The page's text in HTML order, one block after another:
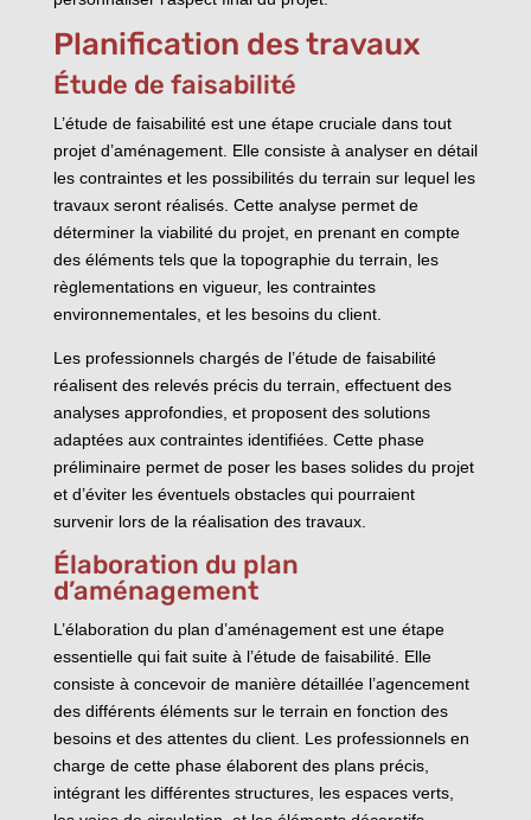
Planification des travaux
Étude de faisabilité
L’étude de faisabilité est une étape cruciale dans tout
projet d’aménagement. Elle consiste à analyser en détail
les contraintes et les possibilités du terrain sur lequel les
travaux seront réalisés. Cette analyse permet de
déterminer la viabilité du projet, en prenant en compte
des éléments tels que la topographie du terrain, les
règlementations en vigueur, les contraintes
environnementales, et les besoins du client.
Les professionnels chargés de l’étude de faisabilité
réalisent des relevés précis du terrain, effectuent des
analyses approfondies, et proposent des solutions
adaptées aux contraintes identifiées. Cette phase
préliminaire permet de poser les bases solides du projet
et d’éviter les éventuels obstacles qui pourraient
survenir lors de la réalisation des travaux.
Élaboration du plan
d’aménagement
L’élaboration du plan d’aménagement est une étape
essentielle qui fait suite à l’étude de faisabilité. Elle
consiste à concevoir de manière détaillée l’agencement
des différents éléments sur le terrain en fonction des
besoins et des attentes du client. Les professionnels en
charge de cette phase élaborent des plans précis,
intégrant les différentes structures, les espaces verts,